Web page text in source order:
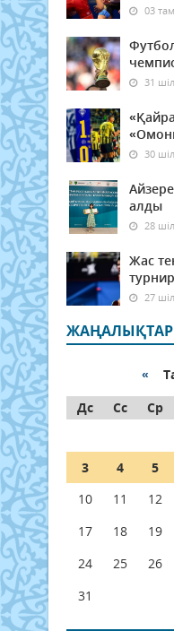
03
31
30
алды
28
Жас
27
ЖАҢАЛЫҚТАР
«
Дс
Сс Ср
3
4 5
10
11 12
17
18 19
24
25 26
31